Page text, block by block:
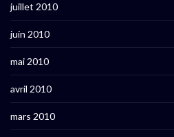
juillet 2010
juin 2010
mai 2010
avril 2010
mars 2010